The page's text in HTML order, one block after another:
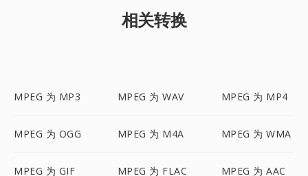
相关转换
MPEG 为 MP3 MPEG 为 WAV MPEG 为 MP4
MPEG 为 OGG MPEG 为 M4A MPEG 为 WMA
MPEG 为 GIF MPEG 为 FLAC MPEG 为 AAC